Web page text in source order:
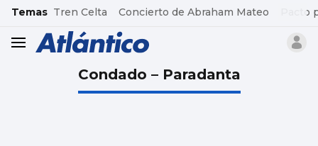
common.go-to-content
Temas Tren Celta Concierto de Abraham Mateo Pacto
header.menu.open
Condado – Paradanta